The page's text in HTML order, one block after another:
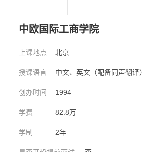
中欧国际工商学院
上课地点 北京
授课语言 中文、英文（配备同声翻译）
创办时间 1994
学费 82.8万
学制 2年